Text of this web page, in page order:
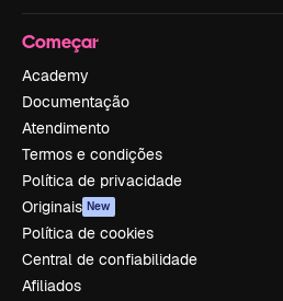
Começar
Academy
Documentação
Atendimento
Termos e condições
Política de privacidade
Originais New
Política de cookies
Central de confiabilidade
Afiliados